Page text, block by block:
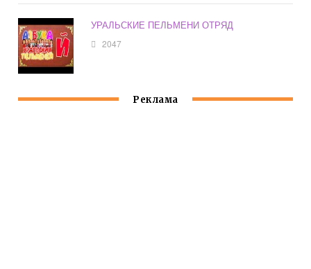
УРАЛЬСКИЕ ПЕЛЬМЕНИ ОТРЯД
2047
Реклама